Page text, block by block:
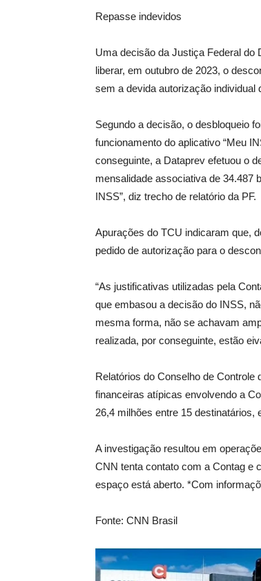
Repasse indevidos
Uma decisão da Justiça Federal do
liberar, em outubro de 2023, o
sem a devida autorização individual
Segundo a decisão, o desbloqueio
funcionamento do aplicativo “Meu
conseguinte, a Dataprev efetuou o
mensalidade associativa de 34.487
INSS”, diz trecho de relatório da PF.
Apurações do TCU indicaram que,
pedido de autorização para o
“As justificativas utilizadas pela
que embasou a decisão do INSS,
mesma forma, não se achavam
realizada, por conseguinte, estão
Relatórios do Conselho de
financeiras atípicas envolvendo a
26,4 milhões entre 15
A investigação resultou em
CNN tenta contato com a Contag e
espaço está aberto. *Com
Fonte: CNN Brasil